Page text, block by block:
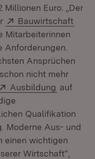
Fenster)
Millionen Euro. „Der
Extern:
Bauwirtschaft
Mitarbeiterinnen
Anforderungen.
Ansprüchen
nicht mehr
Extern:
Ausbildung (Öffnet
auf
Qualifikation
Moderne Aus- und
einen wichtigen
Wirtschaft“,